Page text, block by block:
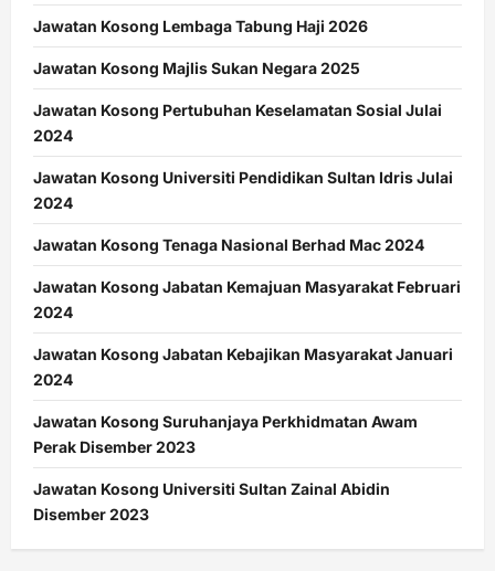
Jawatan Kosong Lembaga Tabung Haji 2026
Jawatan Kosong Majlis Sukan Negara 2025
Jawatan Kosong Pertubuhan Keselamatan Sosial Julai
2024
Jawatan Kosong Universiti Pendidikan Sultan Idris Julai
2024
Jawatan Kosong Tenaga Nasional Berhad Mac 2024
Jawatan Kosong Jabatan Kemajuan Masyarakat Februari
2024
Jawatan Kosong Jabatan Kebajikan Masyarakat Januari
2024
Jawatan Kosong Suruhanjaya Perkhidmatan Awam
Perak Disember 2023
Jawatan Kosong Universiti Sultan Zainal Abidin
Disember 2023